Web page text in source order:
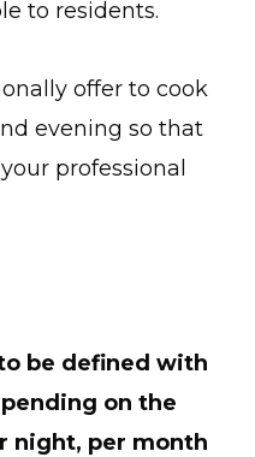
to residents.
offer to cook
evening so that
professional
be defined with
on the
night, per month